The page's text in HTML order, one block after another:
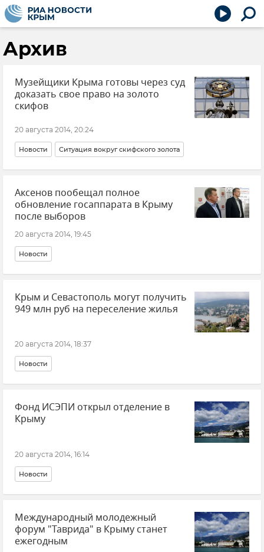
Архив
Музейщики Крыма готовы через суд
доказать свое право на золото
скифов
20 августа 2014, 20:24
Новости Ситуация вокруг скифского золота
Аксенов пообещал полное
обновление госаппарата в Крыму
после выборов
20 августа 2014, 19:45
Новости
Крым и Севастополь могут получить
949 млн руб на переселение жилья
20 августа 2014, 18:37
Новости
Фонд ИСЭПИ открыл отделение в
Крыму
20 августа 2014, 16:14
Новости
Международный молодежный
форум "Таврида" в Крыму станет
ежегодным